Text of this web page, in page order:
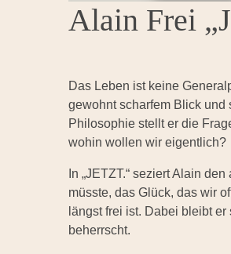
Alain Frei
Das Leben ist keine
gewohnt scharfem Blick und
Philosophie stellt er die
wohin wollen wir eigentlich?
In „JETZT.“ seziert Alain
müsste, das Glück, das wir
längst frei ist. Dabei bleibt
beherrscht.